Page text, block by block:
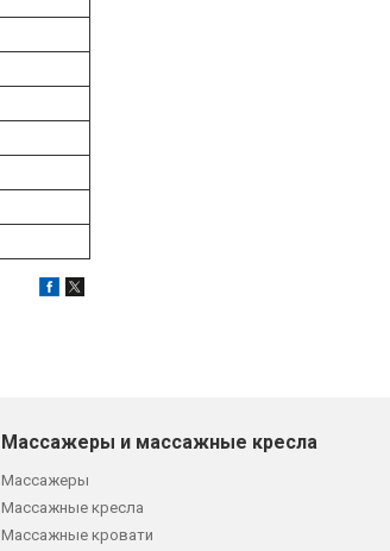
Массажеры и массажные кресла
Массажеры
Массажные кресла
Массажные кровати